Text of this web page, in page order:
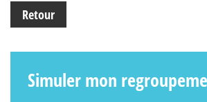
Retour
Simuler mon